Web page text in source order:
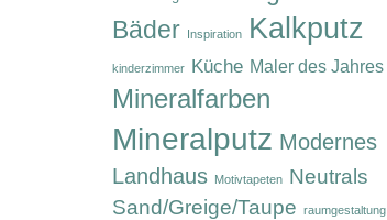
Bäder
Inspiration Kalkputz
kinderzimmer Küche Maler des Jahres
Mineralfarben
Mineralputz Modernes
Landhaus
Motivtapeten
Neutrals
Sand/Greige/Taupe raumgestaltung